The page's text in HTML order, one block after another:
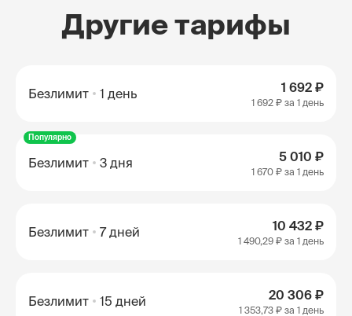
Другие тарифы
Безлимит 1 день 1 692 ₽
1 692 ₽ за 1 день
Популярно
Безлимит 3 дня 5 010 ₽
1 670 ₽ за 1 день
Безлимит 7 дней 10 432 ₽
1 490,29 ₽ за 1 день
Безлимит 15 дней 20 306 ₽
1 353,73 ₽ за 1 день